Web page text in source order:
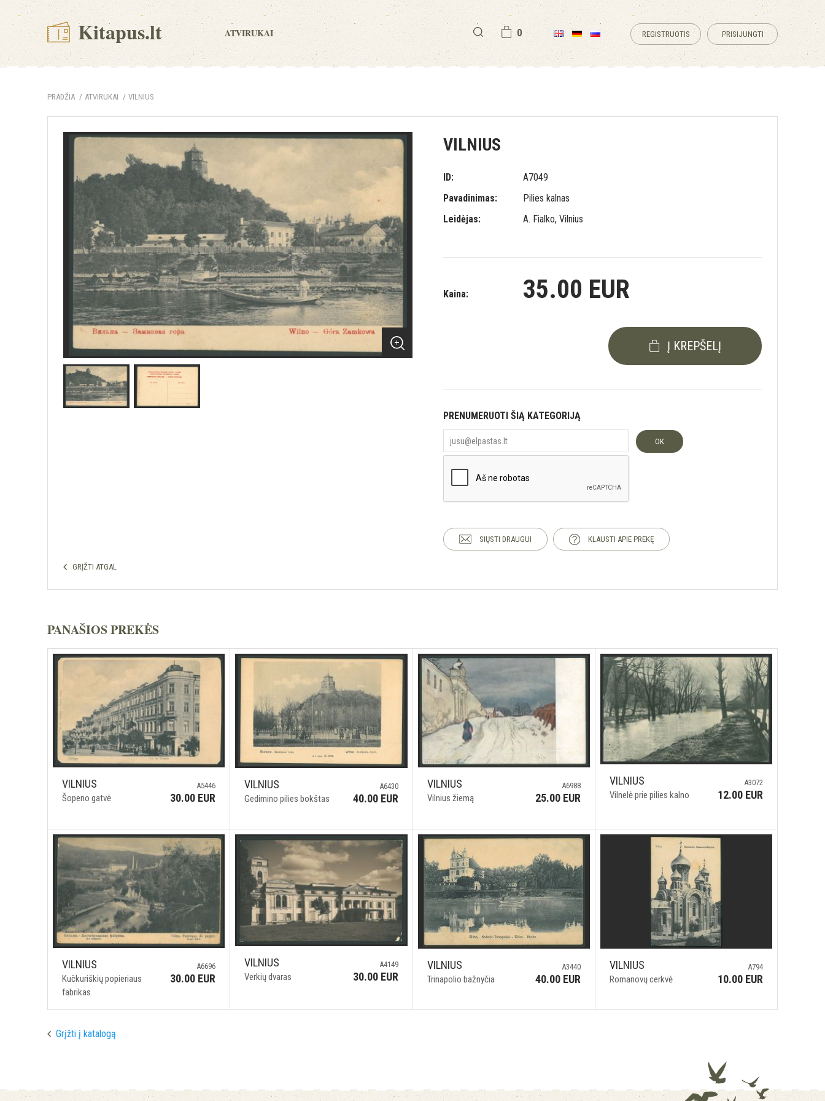
Kitapus.lt ATVIRUKAI 0 REGISTRUOTIS PRISIJUNGTI
PRADŽIA ATVIRUKAI VILNIUS
VILNIUS
ID:
A7049
Pavadinimas:
Pilies kalnas
Leidėjas:
A. Fialko, Vilnius
Kaina: 35.00 EUR
Į KREPŠELĮ
PRENUMERUOTI ŠIĄ KATEGORIJĄ
OK
SIŲSTI DRAUGUI KLAUSTI APIE PREKĘ
GRĮŽTI ATGAL
PANAŠIOS PREKĖS
VILNIUS
Šopeno gatvė
A5446
30.00 EUR
VILNIUS
Gedimino pilies bokštas
A6430
40.00 EUR
VILNIUS
Vilnius žiemą
A6988
25.00 EUR
VILNIUS
Vilnelė prie pilies kalno
A3072
12.00 EUR
VILNIUS
Kučkuriškių popieriaus
fabrikas
A6696
30.00 EUR
VILNIUS
Verkių dvaras
A4149
30.00 EUR
VILNIUS
Trinapolio bažnyčia
A3440
40.00 EUR
VILNIUS
Romanovų cerkvė
A794
10.00 EUR
Grįžti į katalogą